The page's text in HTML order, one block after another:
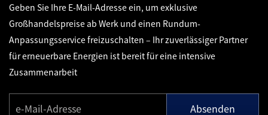
Geben Sie Ihre E-Mail-Adresse ein, um exklusive
Großhandelspreise ab Werk und einen Rundum-
Anpassungsservice freizuschalten – Ihr zuverlässiger Partner
für erneuerbare Energien ist bereit für eine intensive
Zusammenarbeit
Absenden